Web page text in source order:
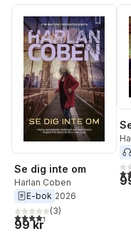
Se dig inte om
Harlan Coben
E-bok 2026
4,3utav 5 stjärnor. Totalt
(3)
99 kr